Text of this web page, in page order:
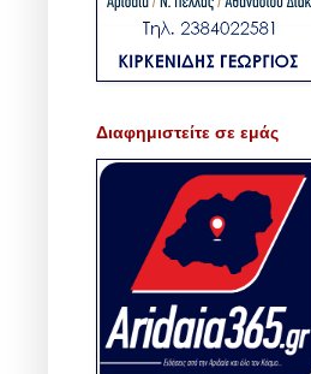
Διαφημιστείτε σε εμάς